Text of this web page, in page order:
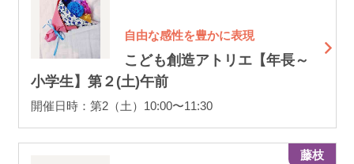
自由な感性を豊かに表現
こども創造アトリエ【年長～
小学生】第２(土)午前
開催日時：第2（土）10:00〜11:30
藤枝